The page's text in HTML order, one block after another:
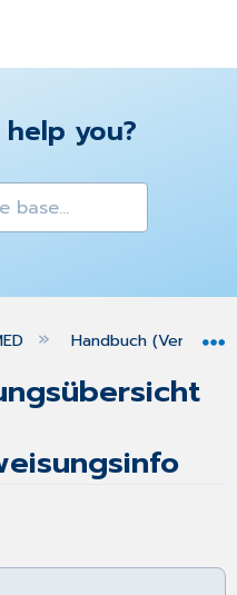
you?
hierarchy
Handbuch (Version